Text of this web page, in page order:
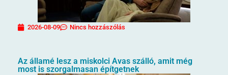
2026-08-09 Nincs hozzászólás
Az államé lesz a miskolci Avas szálló, amit még
most is szorgalmasan építgetnek